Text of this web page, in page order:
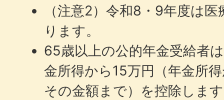
（注意2）令和8・9年度は
ります。
65歳以上の公的年金受給者
金所得から15万円（年金所
その金額まで）を控除しま